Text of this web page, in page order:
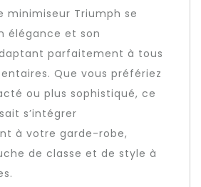
minimiseur Triumph se
élégance et son
parfaitement à tous
Que vous préfériez
ou plus sophistiqué, ce
s’intégrer
à votre garde-robe,
de classe et de style à